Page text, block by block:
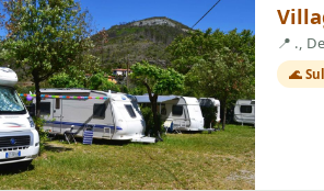
3
📍 .,
🌊